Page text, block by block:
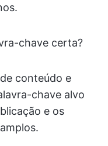
chave certa?
conteúdo e
chave alvo
e os